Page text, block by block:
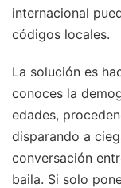
internacional
códigos locales.
La solución es
conoces la
edades,
disparando a
conversación
baila. Si solo